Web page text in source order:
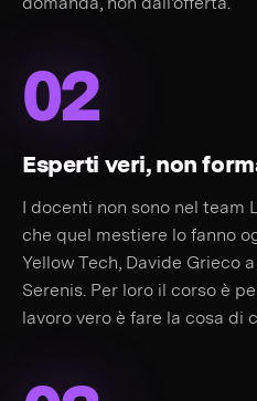
02
Esperti veri, non
I docenti non sono nel team
che quel mestiere lo fanno
Yellow Tech, Davide Grieco
Serenis. Per loro il corso è
lavoro vero è fare la cosa di